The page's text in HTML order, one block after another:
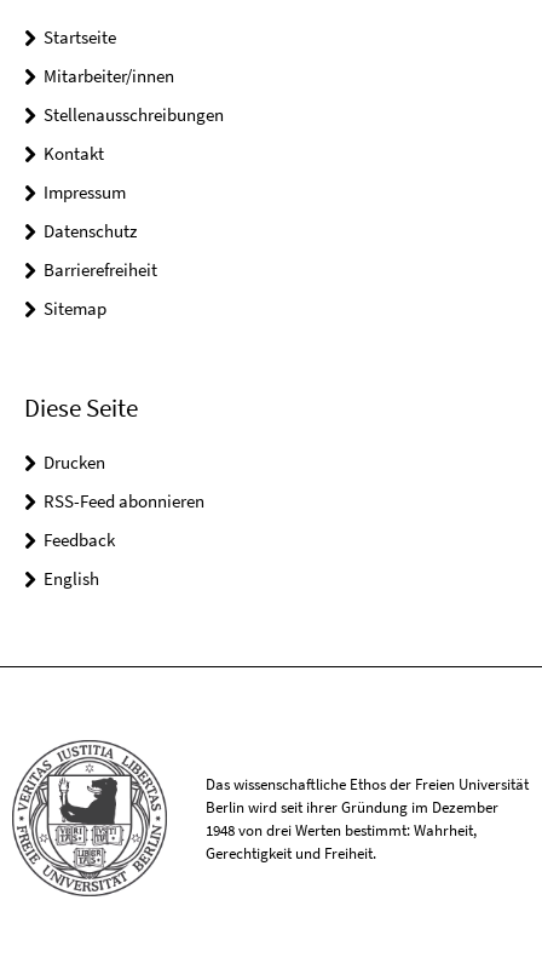
Startseite
Mitarbeiter/innen
Stellenausschreibungen
Kontakt
Impressum
Datenschutz
Barrierefreiheit
Sitemap
Diese Seite
Drucken
RSS-Feed abonnieren
Feedback
English
Das wissenschaftliche Ethos der Freien Universität
Berlin wird seit ihrer Gründung im Dezember
1948 von drei Werten bestimmt: Wahrheit,
Gerechtigkeit und Freiheit.